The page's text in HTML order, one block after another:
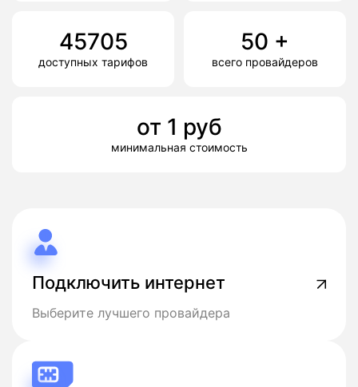
45705
доступных тарифов
50 +
всего провайдеров
от 1 руб
минимальная стоимость
Подключить интернет
Выберите лучшего провайдера